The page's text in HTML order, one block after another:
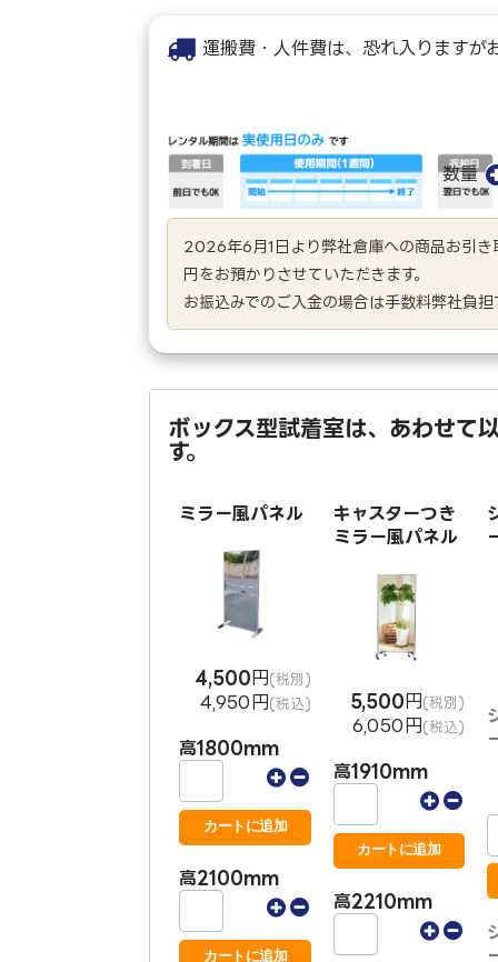
運搬費・人件費は、恐れ入りますが
数量
2026年6月1日より弊社倉庫への商品お引き
円をお預かりさせていただきます。
お振込みでのご入金の場合は手数料弊社負
ボックス型試着室は、あわせて
す。
ミラー風パネル
4,500 円 (税別)
4,950円 (税込)
高1800mm
高2100mm
キャスターつき
ミラー風パネル
5,500 円 (税別)
6,050円 (税込)
高1910mm
高2210mm